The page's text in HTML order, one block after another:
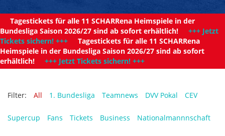
Tagestickets für alle 11 SCHARRena Heimspiele in der
Bundesliga Saison 2026/27 sind ab sofort erhältlich! +++ Jetzt
Tickets sichern! +++ Tagestickets für alle 11 SCHARRena
Heimspiele in der Bundesliga Saison 2026/27 sind ab sofort
erhältlich! +++ Jetzt Tickets sichern! +++
Filter: All 1. Bundesliga Teamnews DVV Pokal CEV
Supercup Fans Tickets Business Nationalmannnschaft